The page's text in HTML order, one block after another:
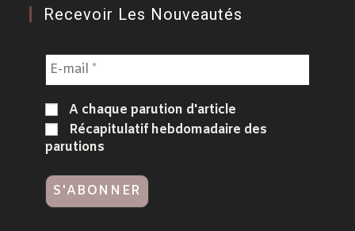
Recevoir Les Nouveautés
A chaque parution d'article
Récapitulatif hebdomadaire des
parutions